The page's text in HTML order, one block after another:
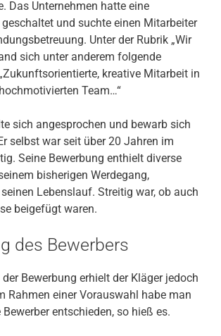
Das Unternehmen hatte eine
und suchte einen Mitarbeiter
Unter der Rubrik „Wir
sich unter anderem folgende
kreative Mitarbeit in
Team…“
sich angesprochen und bewarb sich
selbst war seit über 20 Jahren im
Seine Bewerbung enthielt diverse
bisherigen Werdegang,
Lebenslauf. Streitig war, ob auch
beigefügt waren.
des Bewerbers
Bewerbung erhielt der Kläger jedoch
Rahmen einer Vorauswahl habe man
entschieden, so hieß es.